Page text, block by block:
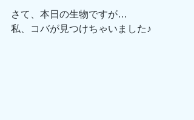
さて、本日の生物ですが…
私、コバが見つけちゃいました♪